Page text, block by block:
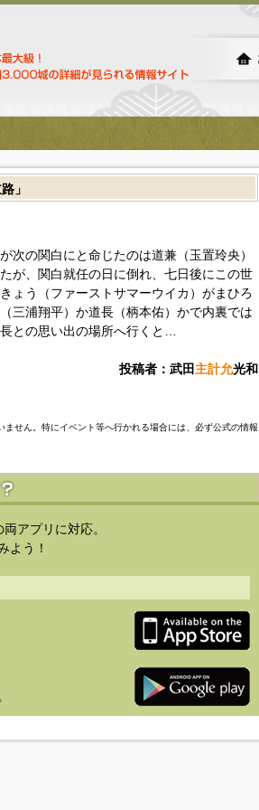
」
次の関白にと命じたのは道兼（玉置玲央）
が、関白就任の日に倒れ、七日後にこの世
ょう（ファーストサマーウイカ）がまひろ
三浦翔平）か道長（柄本佑）かで内裏では
との思い出の場所へ行くと…
投稿者：武田 主計允光和
せん。特にイベント等へ行かれる場合には、必ず公式の情報
アプリに対応。
よう！